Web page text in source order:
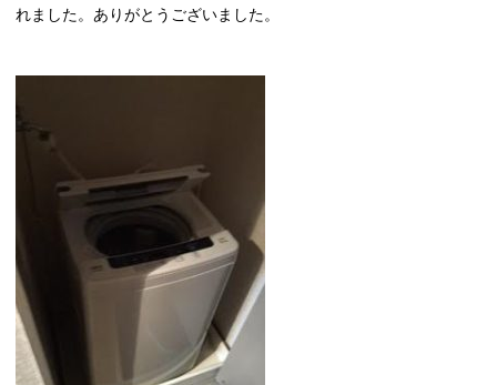
れました。ありがとうございました。